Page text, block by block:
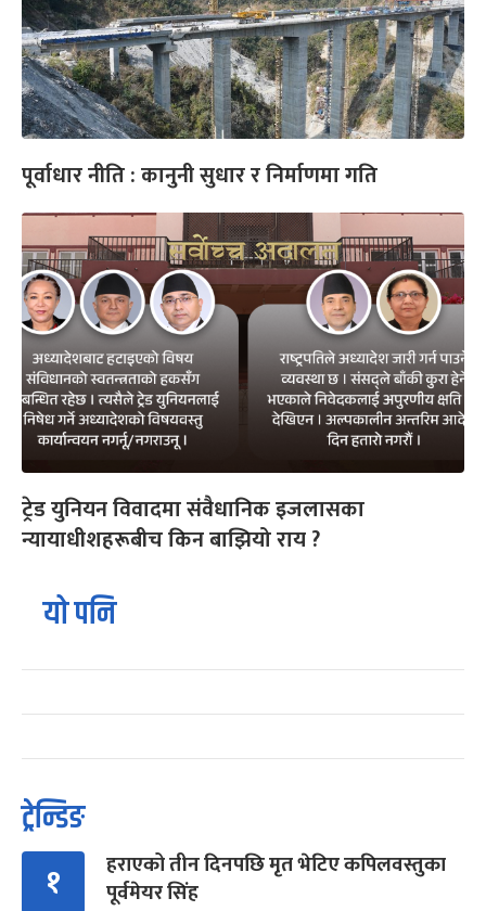
पूर्वाधार नीति : कानुनी सुधार र निर्माणमा गति
ट्रेड युनियन विवादमा संवैधानिक इजलासका
न्यायाधीशहरूबीच किन बाझियो राय ?
यो पनि
ट्रेन्डिङ
१
हराएको तीन दिनपछि मृत भेटिए कपिलवस्तुका
पूर्वमेयर सिंह